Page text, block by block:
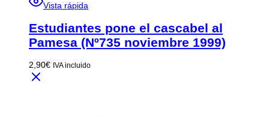
Vista rápida
Estudiantes pone el cascabel al
Pamesa (Nº735 noviembre 1999)
2,90€ IVA incluido